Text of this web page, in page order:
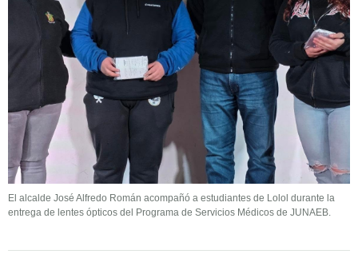
El alcalde José Alfredo Román acompañó a estudiantes de Lolol durante la
entrega de lentes ópticos del Programa de Servicios Médicos de JUNAEB.